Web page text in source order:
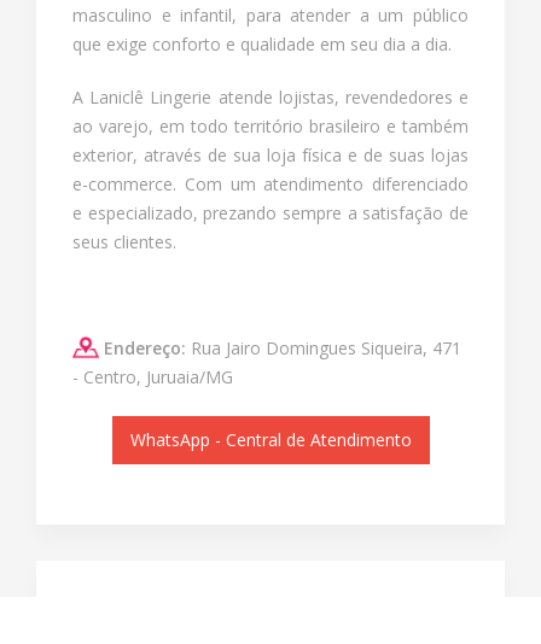
masculino e infantil, para atender a um público
que exige conforto e qualidade em seu dia a dia.
A Laniclê Lingerie atende lojistas, revendedores e
ao varejo, em todo território brasileiro e também
exterior, através de sua loja física e de suas lojas
e-commerce. Com um atendimento diferenciado
e especializado, prezando sempre a satisfação de
seus clientes.
Endereço: Rua Jairo Domingues Siqueira, 471
- Centro, Juruaia/MG
WhatsApp - Central de Atendimento